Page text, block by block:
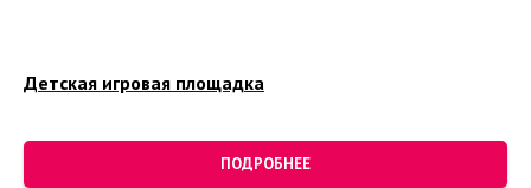
Детская игровая площадка
ПОДРОБНЕЕ